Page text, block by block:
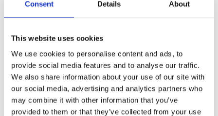
Consent Details About
This website uses cookies
We use cookies to personalise content and ads, to
provide social media features and to analyse our traffic.
We also share information about your use of our site with
our social media, advertising and analytics partners who
may combine it with other information that you’ve
provided to them or that they’ve collected from your use
Lagerstatus 4 st i lager Artikelnr
Oriva
Fri frakt över 995kr
Snabba leveranser
Enkel betalning med Klarna